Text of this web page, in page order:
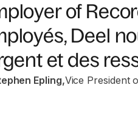
of
Deel
et des
Epling,Vice President